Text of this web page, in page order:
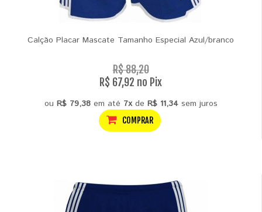
Calção Placar Mascate Tamanho Especial Azul/branco
R$ 88,20
R$ 67,92 no Pix
ou R$ 79,38em até 7xde R$ 11,34sem juros
COMPRAR